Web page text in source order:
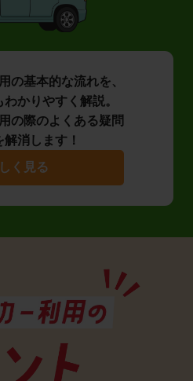
の基本的な流れを、
かりやすく解説。
の際のよくある疑問
消します！
く見る